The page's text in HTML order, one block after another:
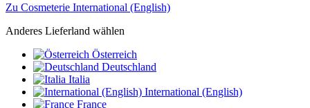
Zu Cosmeterie International (English)
Anderes Lieferland wählen
Österreich
Deutschland
Italia
International (English)
France